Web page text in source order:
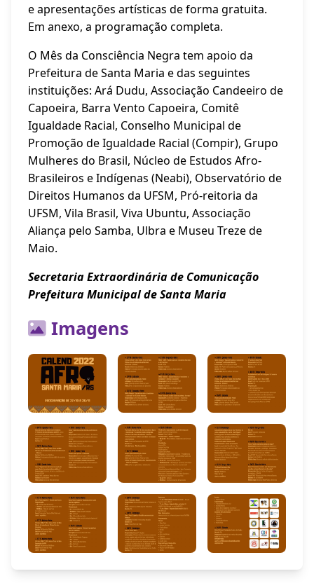
e apresentações artísticas de forma gratuita.
Em anexo, a programação completa.
O Mês da Consciência Negra tem apoio da
Prefeitura de Santa Maria e das seguintes
instituições: Ará Dudu, Associação Candeeiro de
Capoeira, Barra Vento Capoeira, Comitê
Igualdade Racial, Conselho Municipal de
Promoção de Igualdade Racial (Compir), Grupo
Mulheres do Brasil, Núcleo de Estudos Afro-
Brasileiros e Indígenas (Neabi), Observatório de
Direitos Humanos da UFSM, Pró-reitoria da
UFSM, Vila Brasil, Viva Ubuntu, Associação
Aliança pelo Samba, Ulbra e Museu Treze de
Maio.
Secretaria Extraordinária de Comunicação
Prefeitura Municipal de Santa Maria
Imagens